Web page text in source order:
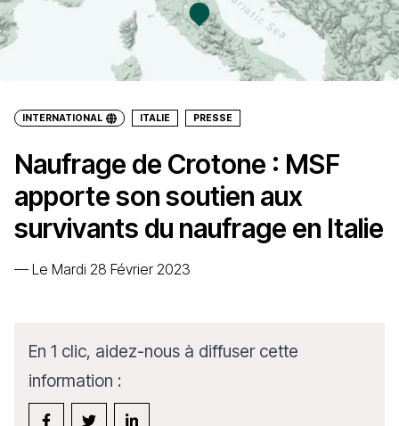
INTERNATIONAL ITALIE PRESSE
Naufrage de Crotone : MSF
apporte son soutien aux
survivants du naufrage en Italie
— Le Mardi 28 Février 2023
En 1 clic, aidez-nous à diffuser cette
information :